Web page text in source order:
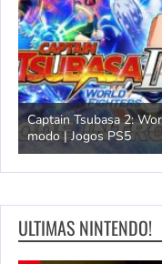
Mavrix por Matt Jones
PS5
ULTIMAS NINTENDO!